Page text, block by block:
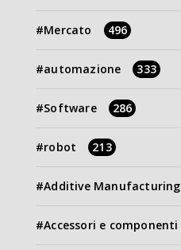
Mercato 496
automazione 333
Software 286
robot 213
Additive Manufacturing
Accessori e componenti